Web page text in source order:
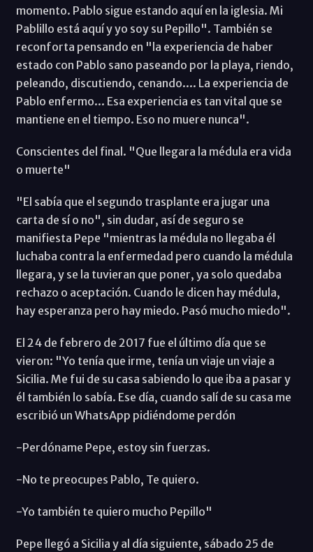
momento. Pablo sigue estando aquí en la iglesia. Mi
Pablillo está aquí y yo soy su Pepillo". También se
reconforta pensando en "la experiencia de haber
estado con Pablo sano paseando por la playa, riendo,
peleando, discutiendo, cenando.... La experiencia de
Pablo enfermo... Esa experiencia es tan vital que se
mantiene en el tiempo. Eso no muere nunca".
Conscientes del final. "Que llegara la médula era vida
o muerte"
"El sabía que el segundo trasplante era jugar una
carta de sí o no", sin dudar, así de seguro se
manifiesta Pepe "mientras la médula no llegaba él
luchaba contra la enfermedad pero cuando la médula
llegara, y se la tuvieran que poner, ya solo quedaba
rechazo o aceptación. Cuando le dicen hay médula,
hay esperanza pero hay miedo. Pasó mucho miedo".
El 24 de febrero de 2017 fue el último día que se
vieron: "Yo tenía que irme, tenía un viaje un viaje a
Sicilia. Me fui de su casa sabiendo lo que iba a pasar y
él también lo sabía. Ese día, cuando salí de su casa me
escribió un WhatsApp pidiéndome perdón
-Perdóname Pepe, estoy sin fuerzas.
-No te preocupes Pablo, Te quiero.
-Yo también te quiero mucho Pepillo"
Pepe llegó a Sicilia y al día siguiente, sábado 25 de